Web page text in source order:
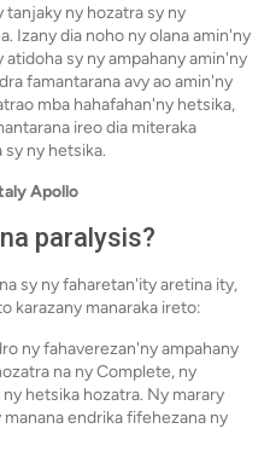
tanjaky ny hozatra sy ny
Izany dia noho ny olana amin'ny
sy ny ampahany amin'ny
famantarana avy ao amin'ny
mba hahafahan'ny hetsika,
ireo dia miteraka
ny hetsika.
Apollo
paralysis?
sy ny faharetan'ity aretina ity,
karazany manaraka ireto:
ny fahaverezan'ny ampahany
na ny Complete, ny
hetsika hozatra. Ny marary
endrika fifehezana ny